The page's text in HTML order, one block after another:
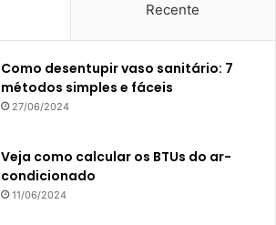
Recente
Como desentupir vaso sanitário: 7
métodos simples e fáceis
27/06/2024
Veja como calcular os BTUs do ar-
condicionado
11/06/2024